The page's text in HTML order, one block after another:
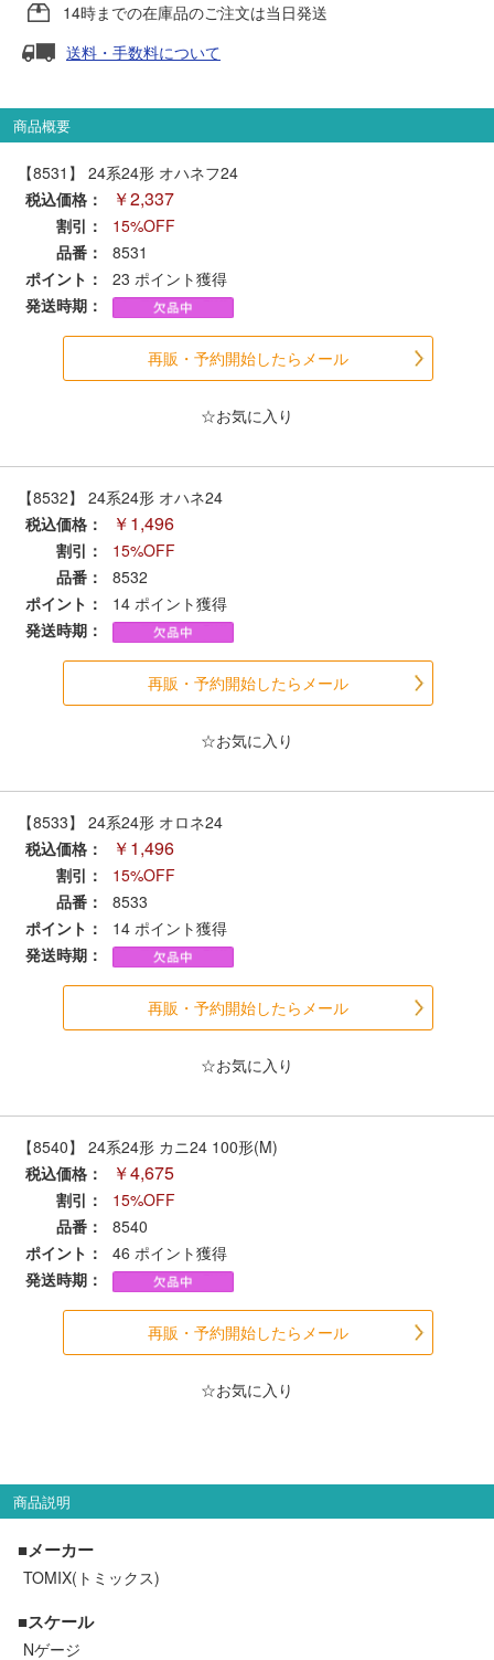
セール品・キャンペーン
セール商品
走行エリア別 鉄道模型車両リスト
関東
関西
お役立ち情報
鉄道模型の情報
LINEお友達登録
ご注文方法
ヘルプページ
お問い合せ
ログイン/マイページ
会員ランクについて
会社概要
レビューについて
© 2026 Mid Japan, Inc.
14時までの在庫品のご注文は当日発送
送料・手数料について
商品概要
【8531】 24系24形 オハネフ24
税込価格：
￥2,337
割引：
15%OFF
品番：
8531
ポイント：
23 ポイント獲得
発送時期：
再販・予約開始したらメール
☆お気に入り
【8532】 24系24形 オハネ24
税込価格：
￥1,496
割引：
15%OFF
品番：
8532
ポイント：
14 ポイント獲得
発送時期：
再販・予約開始したらメール
☆お気に入り
【8533】 24系24形 オロネ24
税込価格：
￥1,496
割引：
15%OFF
品番：
8533
ポイント：
14 ポイント獲得
発送時期：
再販・予約開始したらメール
☆お気に入り
【8540】 24系24形 カニ24 100形(M)
税込価格：
￥4,675
割引：
15%OFF
品番：
8540
ポイント：
46 ポイント獲得
発送時期：
再販・予約開始したらメール
☆お気に入り
商品説明
■メーカー
TOMIX(トミックス)
■スケール
Nゲージ